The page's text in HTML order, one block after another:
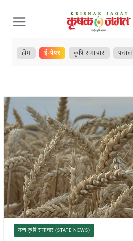
Skip
to
content
होम ई-पेपर कृषि समाचार फसल
राज्य कृषि समाचार (STATE NEWS)